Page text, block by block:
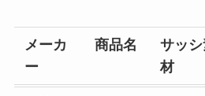
メーカ
ー
商品名
サッ
材